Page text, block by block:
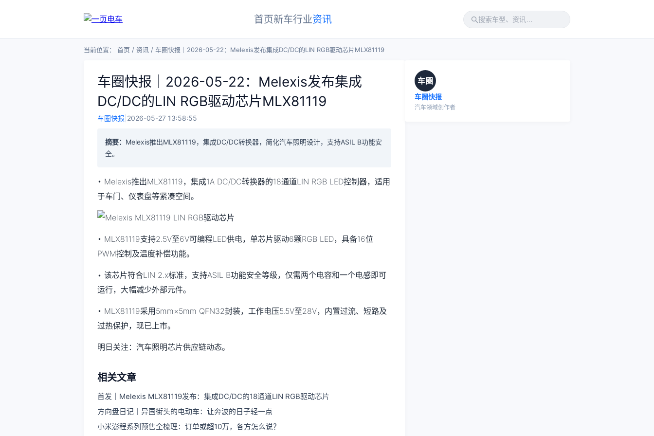
首页新车行业资讯
当前位置： 首页 / 资讯 / 车圈快报｜2026-05-22：Melexis发布集成DC/DC的LIN RGB驱动芯片MLX81119
车圈快报｜2026-05-22：Melexis发布集成
DC/DC的LIN RGB驱动芯片MLX81119
车圈快报 2026-05-27 13:58:55
摘要： Melexis推出MLX81119，集成DC/DC转换器，简化汽车照明设计，支持ASIL B功能安
全。
• Melexis推出MLX81119，集成1A DC/DC转换器的18通道LIN RGB LED控制器，适用
于车门、仪表盘等紧凑空间。
• MLX81119支持2.5V至6V可编程LED供电，单芯片驱动6颗RGB LED，具备16位
PWM控制及温度补偿功能。
• 该芯片符合LIN 2.x标准，支持ASIL B功能安全等级，仅需两个电容和一个电感即可
运行，大幅减少外部元件。
• MLX81119采用5mm×5mm QFN32封装，工作电压5.5V至28V，内置过流、短路及
过热保护，现已上市。
明日关注：汽车照明芯片供应链动态。
相关文章
首发｜Melexis MLX81119发布：集成DC/DC的18通道LIN RGB驱动芯片
方向盘日记｜异国街头的电动车：让奔波的日子轻一点
小米澎程系列预售全梳理：订单或超10万，各方怎么说？
车圈
车圈快报
汽车领域创作者